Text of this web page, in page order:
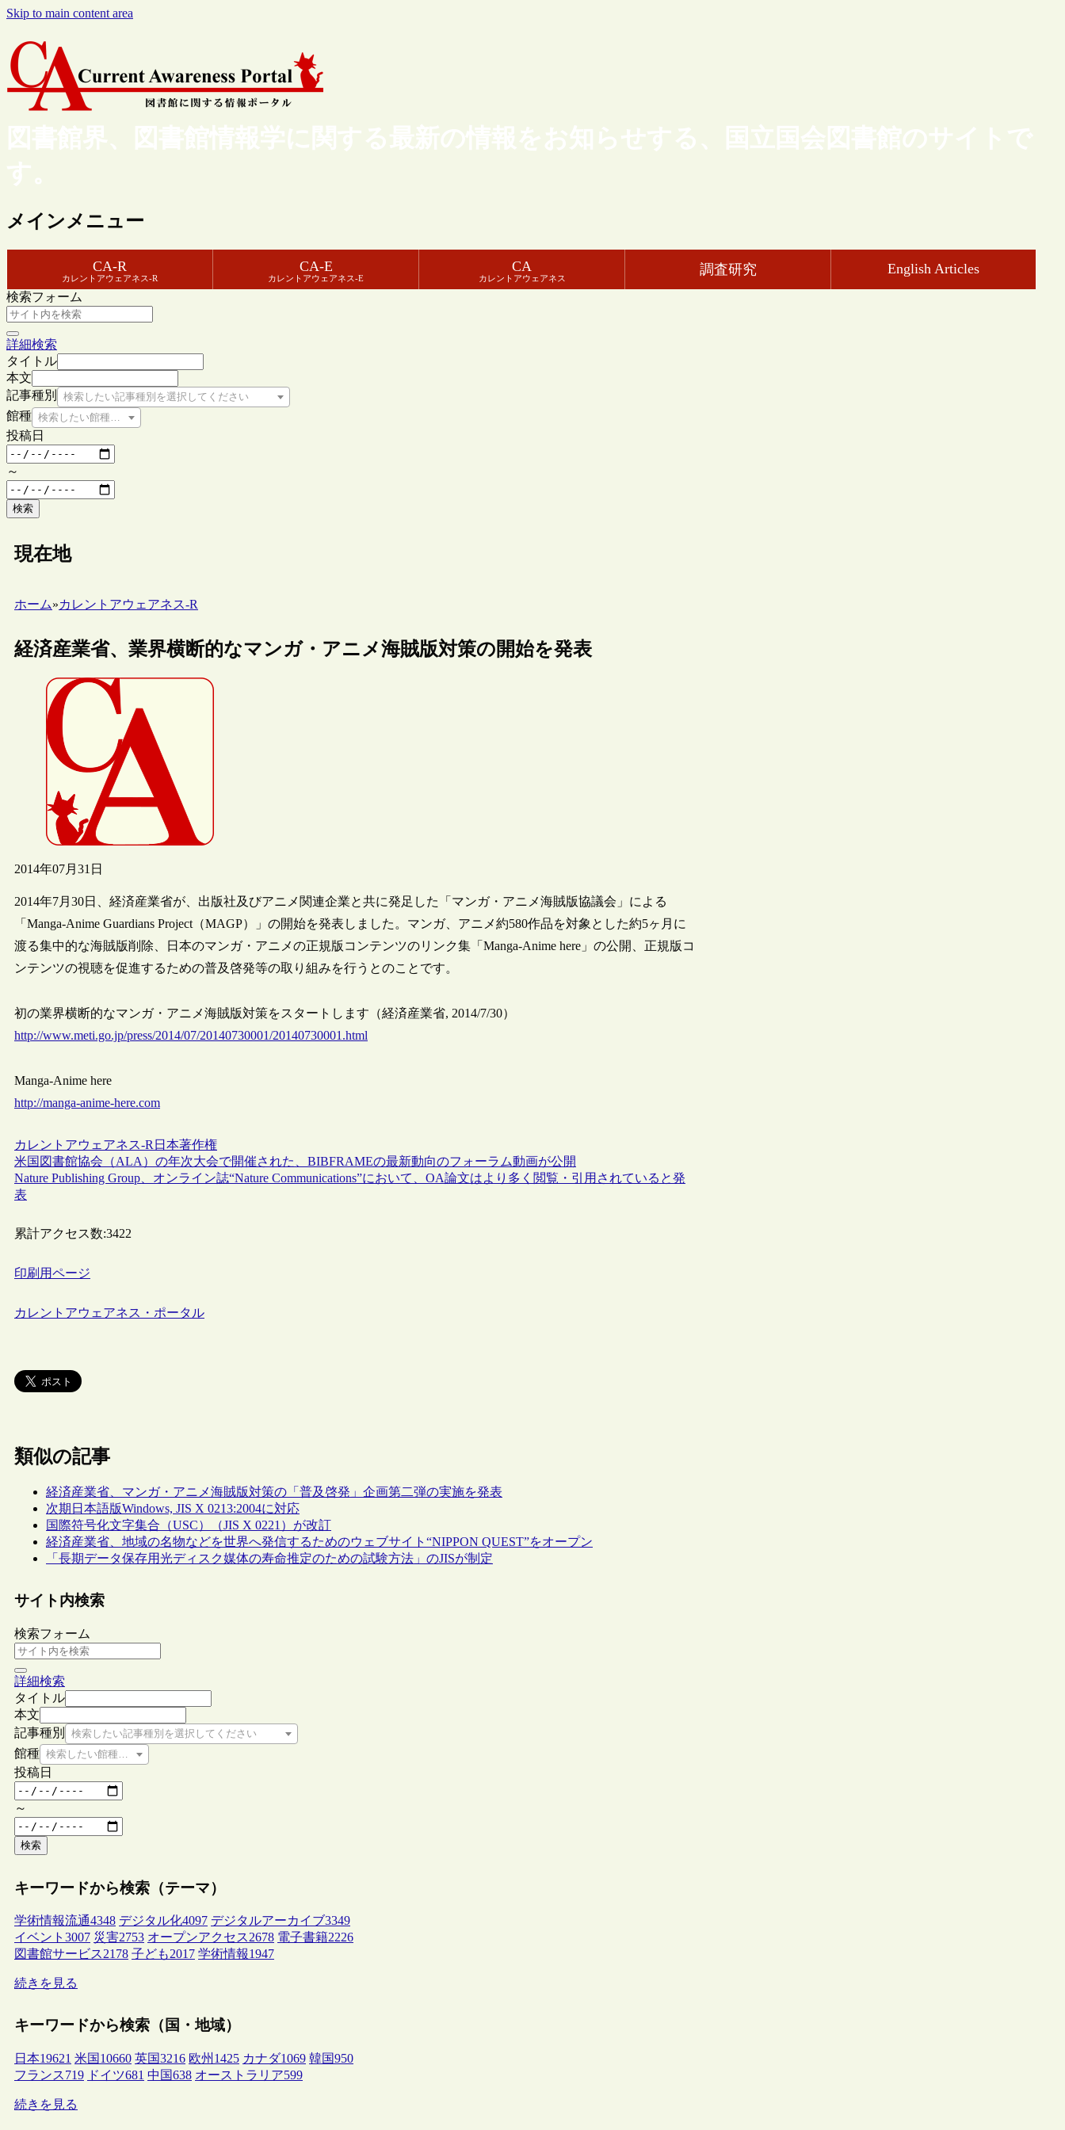
Skip to main content area
図書館界、図書館情報学に関する最新の情報をお知らせする、国立国会図書館のサイトで
す。
メインメニュー
CA-R
カレントアウェアネス-R
CA-E
カレントアウェアネス-E
CA
カレントアウェアネス
調査研究 English Articles
検索フォーム
詳細検索
タイトル
本文
記事種別
検索したい記事種別を選択してください
館種 検索したい館種を選択してください
投稿日
～
検索
現在地
ホーム»カレントアウェアネス-R
経済産業省、業界横断的なマンガ・アニメ海賊版対策の開始を発表
2014年07月31日
2014年7月30日、経済産業省が、出版社及びアニメ関連企業と共に発足した「マンガ・アニメ海賊版協議会」による
「Manga-Anime Guardians Project（MAGP）」の開始を発表しました。マンガ、アニメ約580作品を対象とした約5ヶ月に
渡る集中的な海賊版削除、日本のマンガ・アニメの正規版コンテンツのリンク集「Manga-Anime here」の公開、正規版コ
ンテンツの視聴を促進するための普及啓発等の取り組みを行うとのことです。
初の業界横断的なマンガ・アニメ海賊版対策をスタートします（経済産業省, 2014/7/30）
http://www.meti.go.jp/press/2014/07/20140730001/20140730001.html
Manga-Anime here
http://manga-anime-here.com
カレントアウェアネス-R 日本著作権
米国図書館協会（ALA）の年次大会で開催された、BIBFRAMEの最新動向のフォーラム動画が公開
Nature Publishing Group、オンライン誌“Nature Communications”において、OA論文はより多く閲覧・引用されていると発
表
累計アクセス数:3422
印刷用ページ
カレントアウェアネス・ポータル
類似の記事
経済産業省、マンガ・アニメ海賊版対策の「普及啓発」企画第二弾の実施を発表
次期日本語版Windows, JIS X 0213:2004に対応
国際符号化文字集合（USC）（JIS X 0221）が改訂
経済産業省、地域の名物などを世界へ発信するためのウェブサイト“NIPPON QUEST”をオープン
「長期データ保存用光ディスク媒体の寿命推定のための試験方法」のJISが制定
サイト内検索
検索フォーム
詳細検索
タイトル
本文
記事種別
検索したい記事種別を選択してください
館種 検索したい館種を選択してください
投稿日
～
検索
キーワードから検索（テーマ）
学術情報流通4348 デジタル化4097 デジタルアーカイブ3349
イベント 3007 災害2753 オープンアクセス2678 電子書籍2226
図書館サービス2178 子ども2017 学術情報1947
続きを見る
キーワードから検索（国・地域）
日本19621 米国 10660 英国3216 欧州 1425 カナダ1069 韓国950
フランス719 ドイツ681 中国638 オーストラリア599
続きを見る